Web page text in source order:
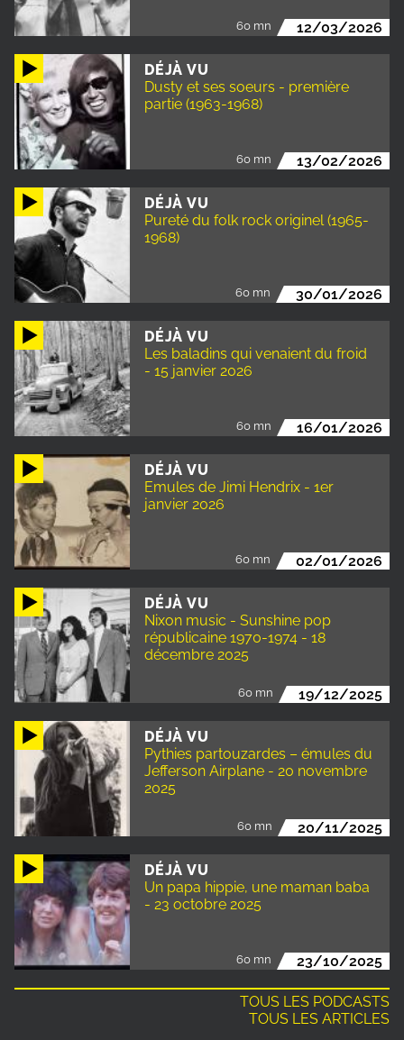
60 mn 12/03/2026
DÉJÀ VU
Dusty et ses soeurs - première
partie (1963-1968)
60 mn 13/02/2026
DÉJÀ VU
Pureté du folk rock originel (1965-
1968)
60 mn 30/01/2026
DÉJÀ VU
Les baladins qui venaient du froid
- 15 janvier 2026
60 mn 16/01/2026
DÉJÀ VU
Emules de Jimi Hendrix - 1er
janvier 2026
60 mn 02/01/2026
DÉJÀ VU
Nixon music - Sunshine pop
républicaine 1970-1974 - 18
décembre 2025
60 mn 19/12/2025
DÉJÀ VU
Pythies partouzardes – émules du
Jefferson Airplane - 20 novembre
2025
60 mn 20/11/2025
DÉJÀ VU
Un papa hippie, une maman baba
- 23 octobre 2025
60 mn 23/10/2025
TOUS LES PODCASTS
TOUS LES ARTICLES